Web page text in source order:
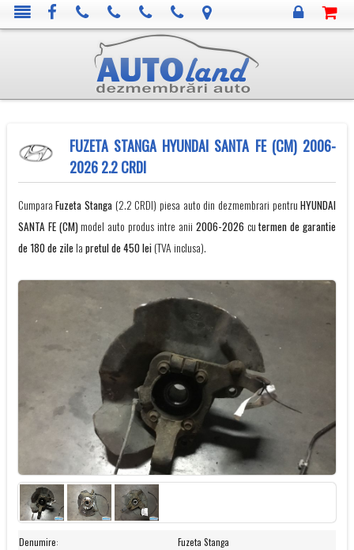
FUZETA STANGA HYUNDAI SANTA FE (CM) 2006-
2026 2.2 CRDI
CumparaFuzeta Stanga (2.2 CRDI) piesa auto din dezmembrari pentruHYUNDAI
SANTA FE (CM)model auto produs intre anii 2006-2026 cutermen de garantie
de 180 de zile la pretul de 450 lei(TVA inclusa).
Denumire:
Fuzeta Stanga